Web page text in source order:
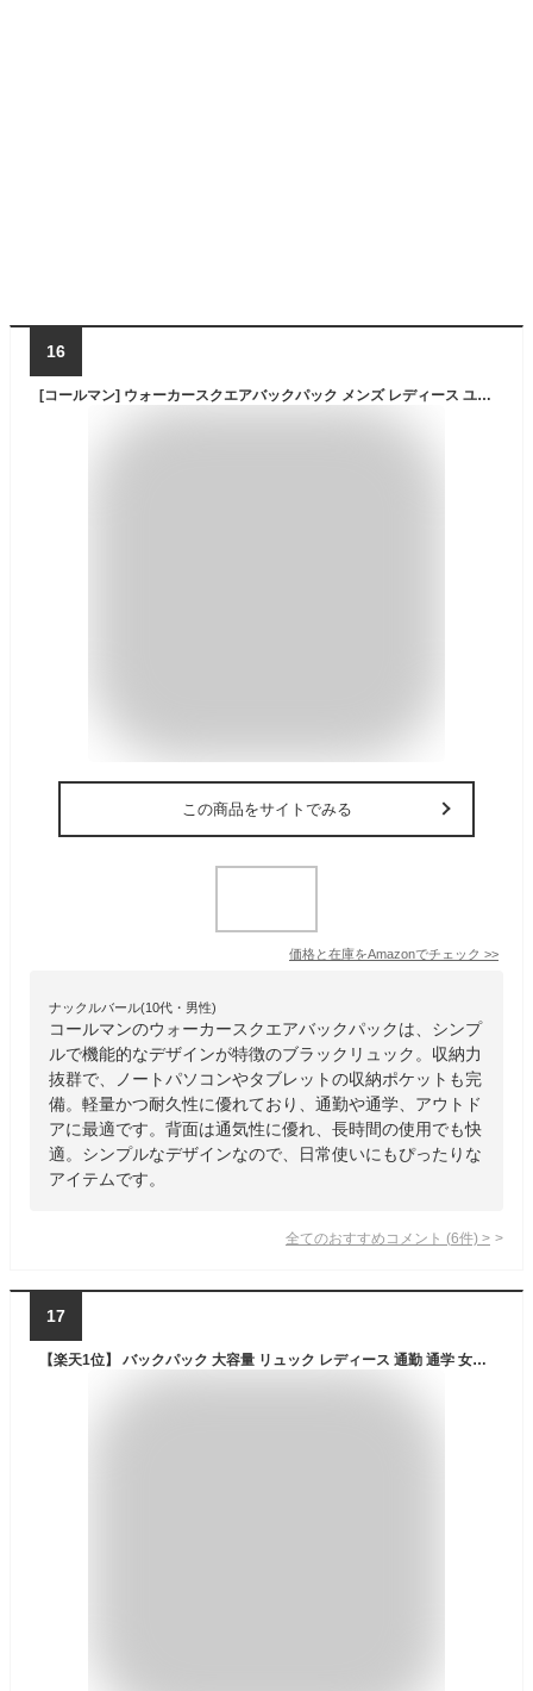
16
[コールマン] ウォーカースクエアバックパック メンズ レディース ユニセックス リュック バックパック バッグ 30L 通勤 通学 ビジネス 大容量 軽量
この商品をサイトでみる
価格と在庫をAmazonでチェック >>
ナックルバール(10代・男性)
コールマンのウォーカースクエアバックパックは、シンプ
ルで機能的なデザインが特徴のブラックリュック。収納力
抜群で、ノートパソコンやタブレットの収納ポケットも完
備。軽量かつ耐久性に優れており、通勤や通学、アウトド
アに最適です。背面は通気性に優れ、長時間の使用でも快
適。シンプルなデザインなので、日常使いにもぴったりな
アイテムです。
全てのおすすめコメント (6件) >
17
【楽天1位】 バックパック 大容量 リュック レディース 通勤 通学 女子 リュック メンズ リュックサック 女子 大学生 旅行 出張 PCバック 軽量 ビジネスリュック ラップトップ 多機能 撥水 イヤホン穴 男女兼用 アウトドア ギフト プレゼント